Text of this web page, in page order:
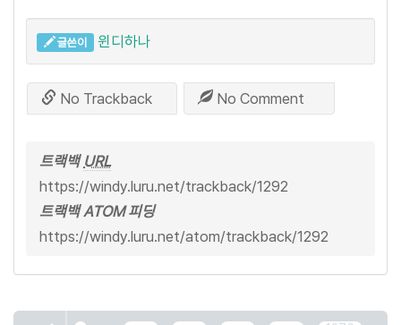
글쓴이 윈디하나
No Trackback No Comment
트랙백 URL
https://windy.luru.net/trackback/1292
트랙백 ATOM 피딩
https://windy.luru.net/atom/trackback/1292